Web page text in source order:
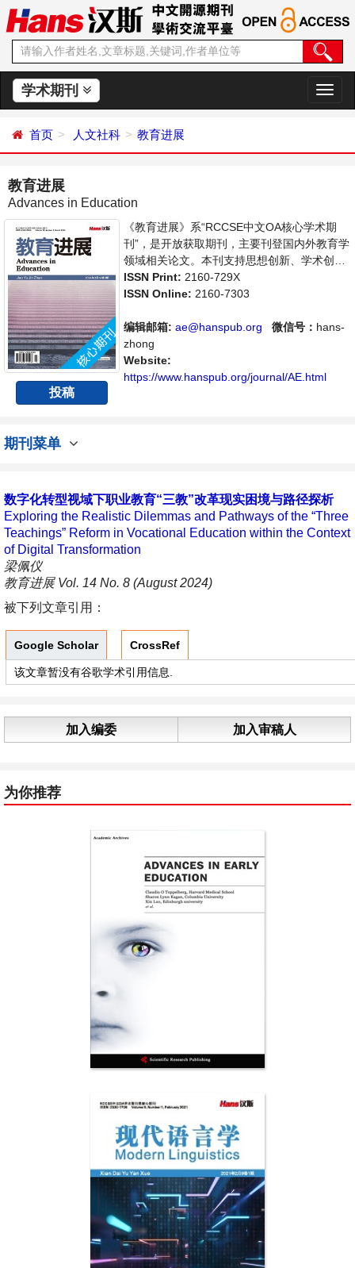
学术期刊
切
换
首页 人文社科 教育进展
教育进展
Advances in Education
投稿
《教育进展》系“RCCSE中文OA核心学术期
刊”，是开放获取期刊，主要刊登国内外教育学
领域相关论文。本刊支持思想创新、学术创
新，倡导科学，繁荣学术，集学术性、思想性
为一体，旨在给世界范围内的科学家、学者、
域内不同方向问题与发展的交流平台。
ISSN Print: 2160-729X
ISSN Online: 2160-7303
编辑邮箱: ae@hanspub.org 微信号： hans-
zhong
Website:
https://www.hanspub.org/journal/AE.html
期刊菜单
数字化转型视域下职业教育“三教”改革现实困境与路径探析
Exploring the Realistic Dilemmas and Pathways of the “Three
Teachings” Reform in Vocational Education within the Context
of Digital Transformation
梁佩仪
教育进展 Vol. 14 No. 8 (August 2024)
被下列文章引用：
Google Scholar CrossRef
该文章暂没有谷歌学术引用信息.
加入编委 加入审稿人
为你推荐